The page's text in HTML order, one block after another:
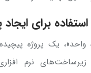
استفاده برای
واحد»، یک پروژه
نرم‌